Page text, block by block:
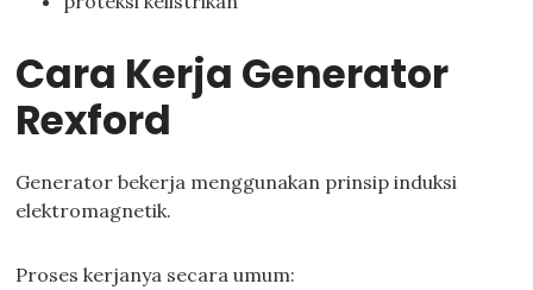
Cara Kerja Generator
Rexford
Generator bekerja menggunakan prinsip induksi
elektromagnetik.
Proses kerjanya secara umum: